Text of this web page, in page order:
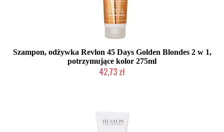
Szampon, odżywka Revlon 45 Days Golden Blondes 2 w 1,
potrzymujące kolor 275ml
42,73 zł